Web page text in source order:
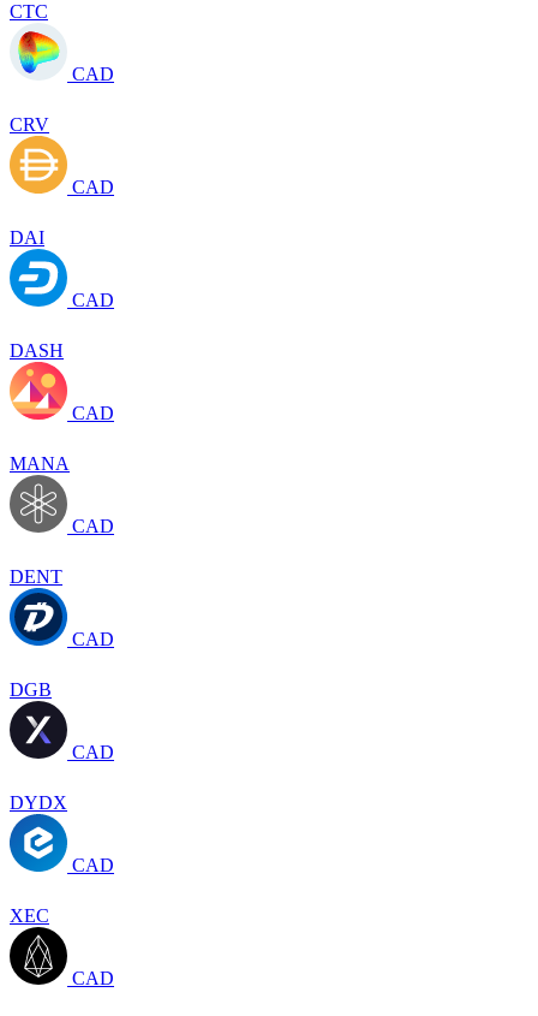
CTC
CAD
CRV
CAD
DAI
CAD
DASH
CAD
MANA
CAD
DENT
CAD
DGB
CAD
DYDX
CAD
XEC
CAD